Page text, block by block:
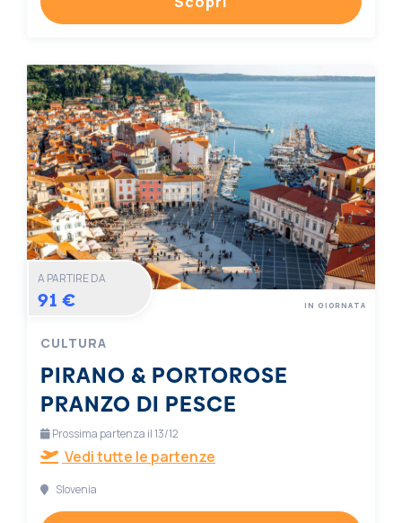
A PARTIRE DA
91 €
CULTURA
PIRANO & PORTOROSE
PRANZO DI PESCE
IN GIORNATA
Prossima partenza il 13/12
Vedi tutte le partenze
Slovenia